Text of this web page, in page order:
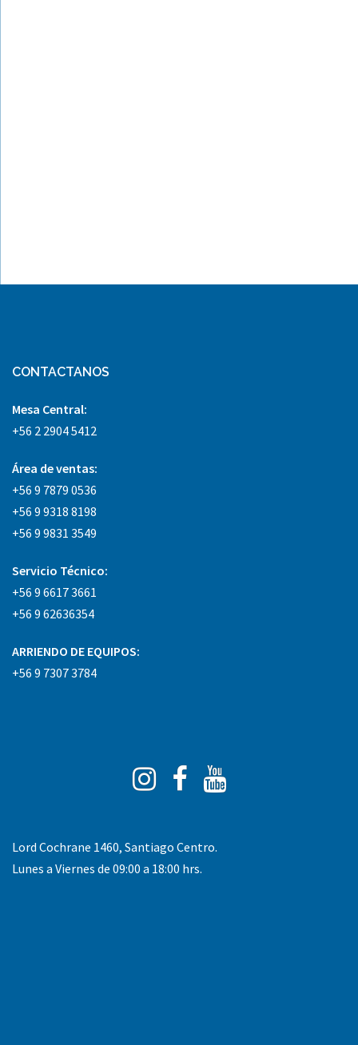
CONTACTANOS
Mesa Central:
+56 2 2904 5412
Área de ventas:
+56 9 7879 0536
+56 9 9318 8198
+56 9 9831 3549
Servicio Técnico:
+56 9 6617 3661
+56 9 62636354
ARRIENDO DE EQUIPOS:
+56 9 7307 3784
Instagram
Facebook
Tube
Lord Cochrane 1460, Santiago Centro.
Lunes a Viernes de 09:00 a 18:00 hrs.